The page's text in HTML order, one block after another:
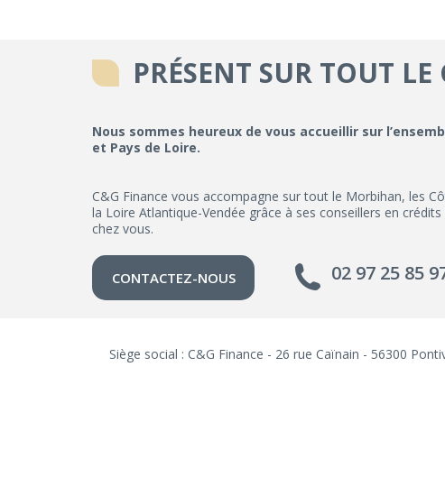
PRÉSENT SUR TOUT
Nous sommes heureux de vous accueillir sur
et Pays de Loire.
C&G Finance vous accompagne sur tout le Morbihan, les
la Loire Atlantique-Vendée grâce à ses conseillers en
chez vous.
CONTACTEZ-NOUS 02 97 25 85
Siège social : C&G Finance - 26 rue Caïnain - 56300